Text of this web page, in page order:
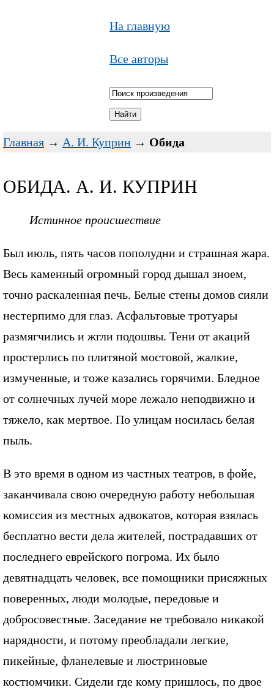
На главную
Все авторы
Главная → А. И. Куприн → Обида
ОБИДА. А. И. КУПРИН
Истинное происшествие
Был июль, пять часов пополудни и страшная жара.
Весь каменный огромный город дышал зноем,
точно раскаленная печь. Белые стены домов сияли
нестерпимо для глаз. Асфальтовые тротуары
размягчились и жгли подошвы. Тени от акаций
простерлись по плитяной мостовой, жалкие,
измученные, и тоже казались горячими. Бледное
от солнечных лучей море лежало неподвижно и
тяжело, как мертвое. По улицам носилась белая
пыль.
В это время в одном из частных театров, в фойе,
заканчивала свою очередную работу небольшая
комиссия из местных адвокатов, которая взялась
бесплатно вести дела жителей, пострадавших от
последнего еврейского погрома. Их было
девятнадцать человек, все помощники присяжных
поверенных, люди молодые, передовые и
добросовестные. Заседание не требовало никакой
нарядности, и потому преобладали легкие,
пикейные, фланелевые и люстриновые
костюмчики. Сидели где кому пришлось, по двое